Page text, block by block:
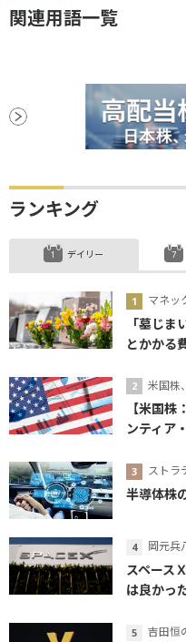
関連用語一覧
ランキング
デイリー
マネッ
「墓じ
とかかる
米国株
【米国
ンティア
ストラ
半導体株
岡元兵
スペース
は良かっ
吉田恒